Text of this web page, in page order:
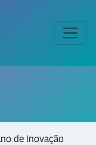
de Inovação